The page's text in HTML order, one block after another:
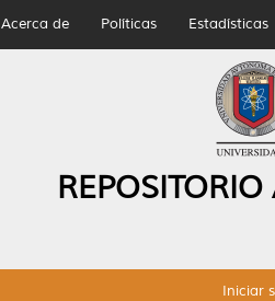
Acerca de Políticas Estadísticas
Iniciar